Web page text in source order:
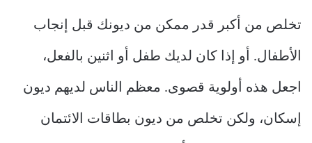
تخلص من أكبر قدر ممكن من ديونك قبل إنجاب
الأطفال. أو إذا كان لديك طفل أو اثنين بالفعل،
اجعل هذه أولوية قصوى. معظم الناس لديهم ديون
إسكان، ولكن تخلص من ديون بطاقات الائتمان